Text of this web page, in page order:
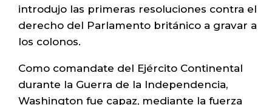
introdujo las primeras resoluciones contra el
derecho del Parlamento británico a gravar a
los colonos.
Como comandate del Ejército Continental
durante la Guerra de la Independencia,
Washington fue capaz, mediante la fuerza